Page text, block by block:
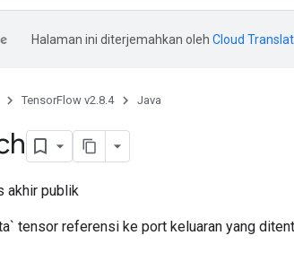
Halaman ini diterjemahkan oleh Cloud
TensorFlow v2.8.4 Java
akhir publik
tensor referensi ke port keluaran yang